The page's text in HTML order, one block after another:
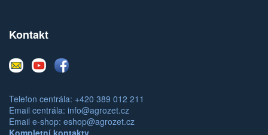
Kontakt
E-
mail
YoutubeFacebook
Telefon centrála: +420 389 012 211
Email centrála: info@agrozet.cz
Email e-shop: eshop@agrozet.cz
Kompletní kontakty